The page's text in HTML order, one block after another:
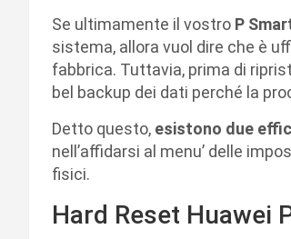
Se ultimamente il vostro P
sistema, allora vuol dire che è
fabbrica. Tuttavia, prima di
bel backup dei dati perché la
Detto questo, esistono due
nell’affidarsi al menu’ delle
fisici.
Hard Reset Huawei